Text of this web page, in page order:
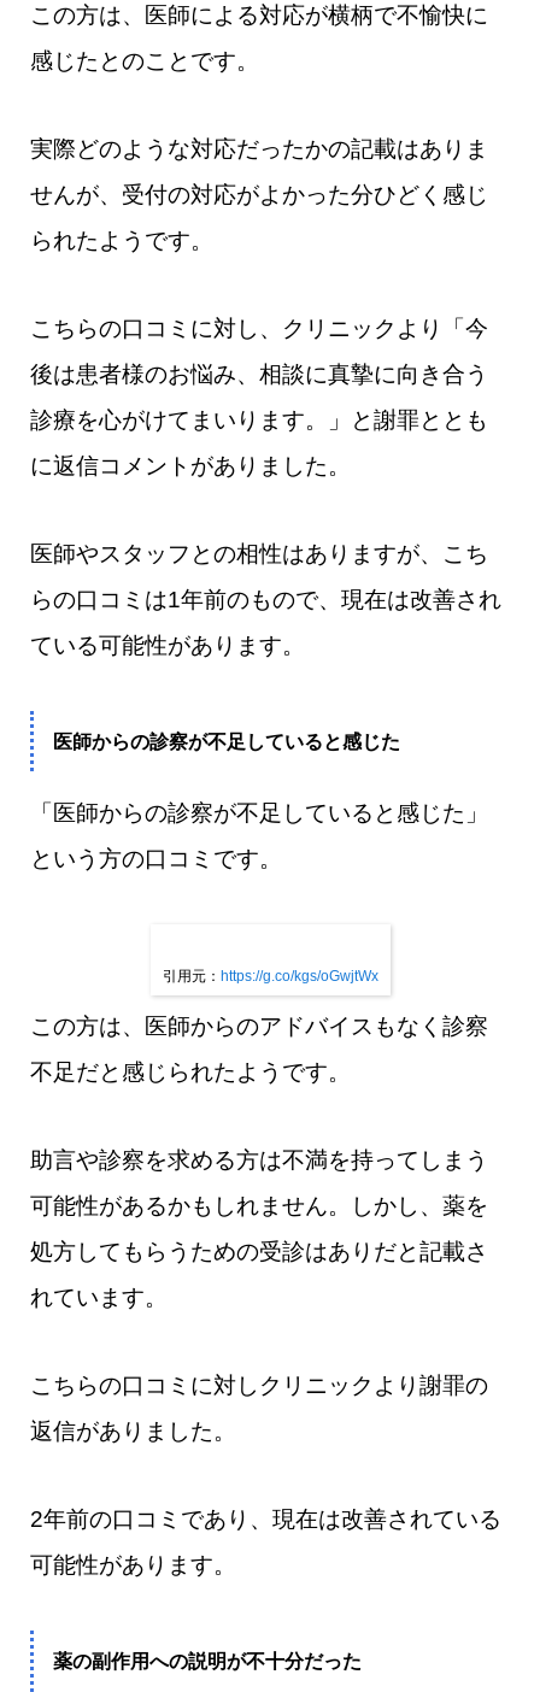
この方は、医師による対応が横柄で不愉快に
感じたとのことです。
実際どのような対応だったかの記載はありま
せんが、受付の対応がよかった分ひどく感じ
られたようです。
こちらの口コミに対し、クリニックより「今
後は患者様のお悩み、相談に真摯に向き合う
診療を心がけてまいります。」と謝罪ととも
に返信コメントがありました。
医師やスタッフとの相性はありますが、こち
らの口コミは1年前のもので、現在は改善され
ている可能性があります。
医師からの診察が不足していると感じた
「医師からの診察が不足していると感じた」
という方の口コミです。
引用元： https://g.co/kgs/oGwjtWx
この方は、医師からのアドバイスもなく診察
不足だと感じられたようです。
助言や診察を求める方は不満を持ってしまう
可能性があるかもしれません。しかし、薬を
処方してもらうための受診はありだと記載さ
れています。
こちらの口コミに対しクリニックより謝罪の
返信がありました。
2年前の口コミであり、現在は改善されている
可能性があります。
薬の副作用への説明が不十分だった